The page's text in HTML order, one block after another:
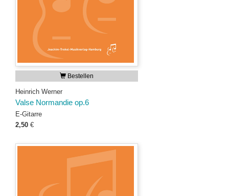
Bestellen
Heinrich Werner
Valse Normandie op.6
E-Gitarre
2,50 €